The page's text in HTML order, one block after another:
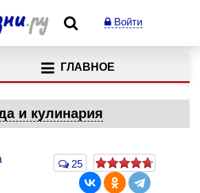
Войти
ГЛАВНОЕ
и кулинария
25